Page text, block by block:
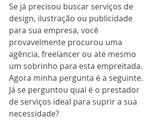
Se já precisou buscar serviços de
design, ilustração ou publicidade
para sua empresa, você
provavelmente procurou uma
agência, freelancer ou até mesmo
um sobrinho para esta empreitada.
Agora minha pergunta é a seguinte.
Já se perguntou qual é o prestador
de serviços ideal para suprir a sua
necessidade?